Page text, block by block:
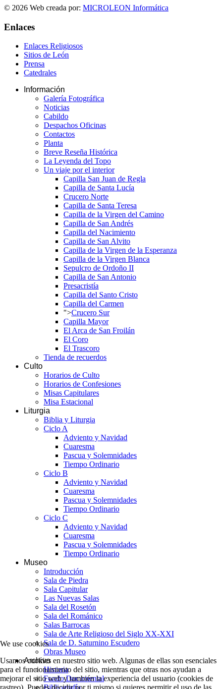
© 2026 Web creada por: MICROLEON Informática
Enlaces
Enlaces Religiosos
Sitios de León
Prensa
Catedrales
Información
Galería Fotográfica
Noticias
Cabildo
Despachos Oficinas
Contactos
Planta
Breve Reseña Histórica
La Leyenda del Topo
Un viaje por el interior
Capilla San Juan de Regla
Capilla de Santa Lucía
Crucero Norte
Capilla de Santa Teresa
Capilla de la Virgen del Camino
Capilla de San Andrés
Capilla del Nacimiento
Capilla de San Alvito
Capilla de la Virgen de la Esperanza
Capilla de la Virgen Blanca
Sepulcro de Ordoño II
Capilla de San Antonio
Presacristía
Capilla del Santo Cristo
Capilla del Carmen
">Crucero Sur
Capilla Mayor
El Arca de San Froilán
El Coro
El Trascoro
Tienda de recuerdos
Culto
Horarios de Culto
Horarios de Confesiones
Misas Capitulares
Misa Estacional
Liturgia
Biblia y Liturgia
Ciclo A
Adviento y Navidad
Cuaresma
Pascua y Solemnidades
Tiempo Ordinario
Ciclo B
Adviento y Navidad
Cuaresma
Pascua y Solemnidades
Tiempo Ordinario
Ciclo C
Adviento y Navidad
Cuaresma
Pascua y Solemnidades
Tiempo Ordinario
Museo
Introducción
Sala de Piedra
Sala Capitular
Las Nuevas Salas
Sala del Rosetón
Sala del Románico
Salas Barrocas
Sala de Arte Religioso del Siglo XX-XXI
Sala de D. Saturnino Escudero
Obras Museo
Archivo
Historia
Fondo Documental
We use cookies
Usamos cookies en nuestro sitio web. Algunas de ellas son esenciales
para el funcionamiento del sitio, mientras que otras nos ayudan a
mejorar el sitio web y también la experiencia del usuario (cookies de
rastreo). Puedes decidir por ti mismo si quieres permitir el uso de las